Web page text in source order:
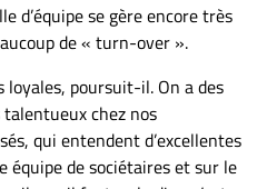
d’équipe se gère encore très
de « turn-over ».
loyales, poursuit-il. On a des
chez nos
qui entendent d’excellentes
équipe de sociétaires et sur le